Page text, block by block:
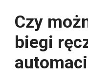
Czy
biegi